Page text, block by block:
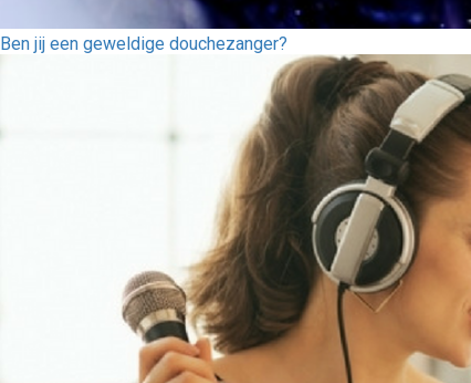
Ben jij een geweldige douchezanger?